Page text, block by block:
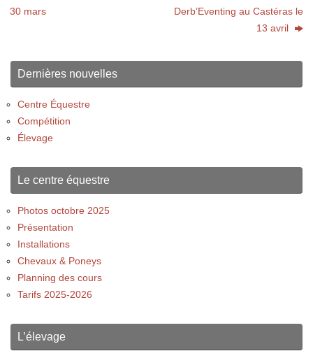
30 mars
Derb’Eventing au Castéras le
13 avril
Dernières nouvelles
Centre Équestre
Compétition
Élevage
Le centre équestre
Photos octobre 2025
Présentation
Installations
Chevaux & Poneys
Planning des cours
Tarifs 2025-2026
L’élevage